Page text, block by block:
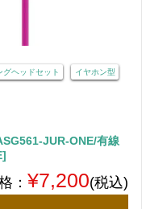
グヘッドセット イヤホン型
JUR-ONE/有線
： ¥7,200(税込)